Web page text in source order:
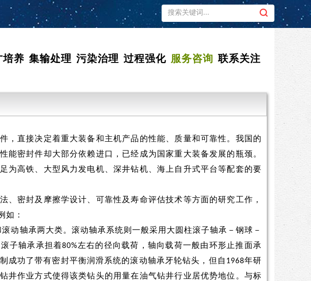
培养 集输处理 污染治理 过程强化 服务咨询 联系关注
直接决定着重大装备和主机产品的性能、质量和可靠性。我国的
密封件却大部分依赖进口，已经成为国家重大装备发展的瓶颈。
为高铁、大型风力发电机、深井钻机、海上自升式平台等配套的要
密封及摩擦学设计、可靠性及寿命评估技术等方面的研究工作，
如：
轴承两大类。滚动轴承系统则一般采用大圆柱滚子轴承－钢球－
子轴承承担着80%左右的径向载荷，轴向载荷一般由环形止推面承
成功了带有密封平衡润滑系统的滚动轴承牙轮钻头，但自1968年研
井作业方式使得该类钻头的用量在油气钻井行业居优势地位。与标